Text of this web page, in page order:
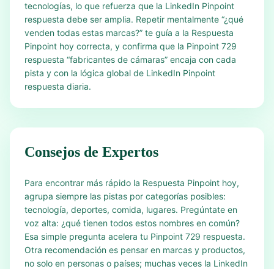
tecnologías, lo que refuerza que la LinkedIn Pinpoint
respuesta debe ser amplia. Repetir mentalmente “¿qué
venden todas estas marcas?” te guía a la Respuesta
Pinpoint hoy correcta, y confirma que la Pinpoint 729
respuesta “fabricantes de cámaras” encaja con cada
pista y con la lógica global de LinkedIn Pinpoint
respuesta diaria.
Consejos de Expertos
Para encontrar más rápido la Respuesta Pinpoint hoy,
agrupa siempre las pistas por categorías posibles:
tecnología, deportes, comida, lugares. Pregúntate en
voz alta: ¿qué tienen todos estos nombres en común?
Esa simple pregunta acelera tu Pinpoint 729 respuesta.
Otra recomendación es pensar en marcas y productos,
no solo en personas o países; muchas veces la LinkedIn